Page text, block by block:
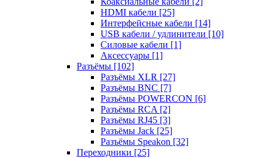
HDMI кабели [25]
Интерфейсные кабели [14]
USB кабели / удлинители [10]
Силовые кабели [1]
Аксессуары [1]
Разъёмы [102]
Разъёмы XLR [27]
Разъёмы BNC [7]
Разъёмы POWERCON [6]
Разъёмы RCA [2]
Разъёмы RJ45 [3]
Разъёмы Jack [25]
Разъёмы Speakon [32]
Переходники [25]